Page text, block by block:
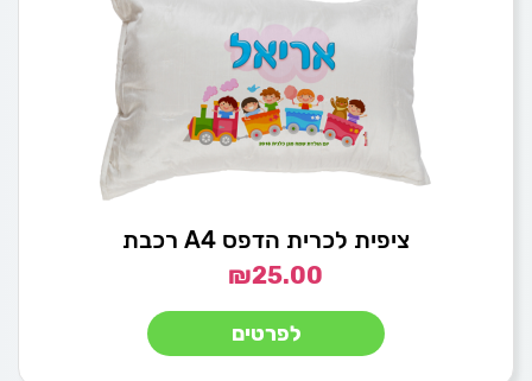
ציפית לכרית הדפס A4 רכבת
₪25.00
לפרטים